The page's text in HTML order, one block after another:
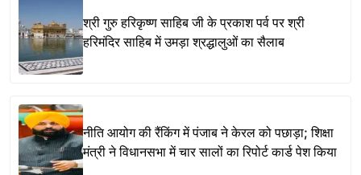
श्री गुरु हरिकृष्ण साहिब जी के प्रकाश पर्व पर श्री
हरिमंदिर साहिब में उमड़ा श्रद्धालुओं का सैलाब
नीति आयोग की रैंकिंग में पंजाब ने केरल को पछाड़ा; शिक्षा
मंत्री ने विधानसभा में चार सालों का रिपोर्ट कार्ड पेश किया